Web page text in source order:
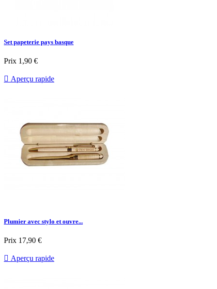
Set papeterie pays basque
Prix 1,90 €
 Aperçu rapide
Plumier avec stylo et ouvre...
Prix 17,90 €
 Aperçu rapide